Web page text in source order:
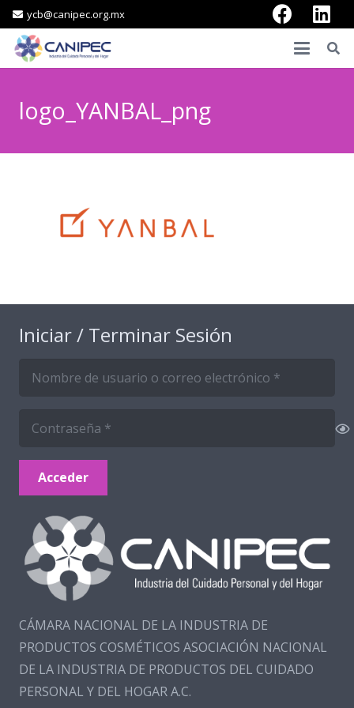
ycb@canipec.org.mx
logo_YANBAL_png
Iniciar / Terminar Sesión
Acceder
CÁMARA NACIONAL DE LA INDUSTRIA DE
PRODUCTOS COSMÉTICOS ASOCIACIÓN NACIONAL
DE LA INDUSTRIA DE PRODUCTOS DEL CUIDADO
PERSONAL Y DEL HOGAR A.C.